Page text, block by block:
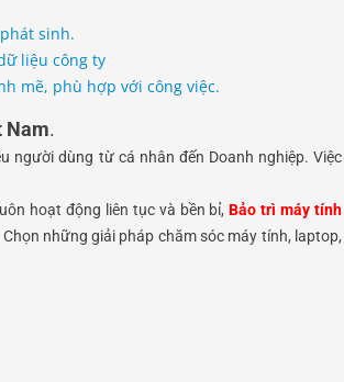
sinh.
liệu công ty
mẽ, phù hợp với công việc.
Nam.
người dùng từ cá nhân đến Doanh nghiệp. Việc
hoạt động liên tục và bền bỉ,Bảo trì máy tính
những giải pháp chăm sóc máy tính, laptop,